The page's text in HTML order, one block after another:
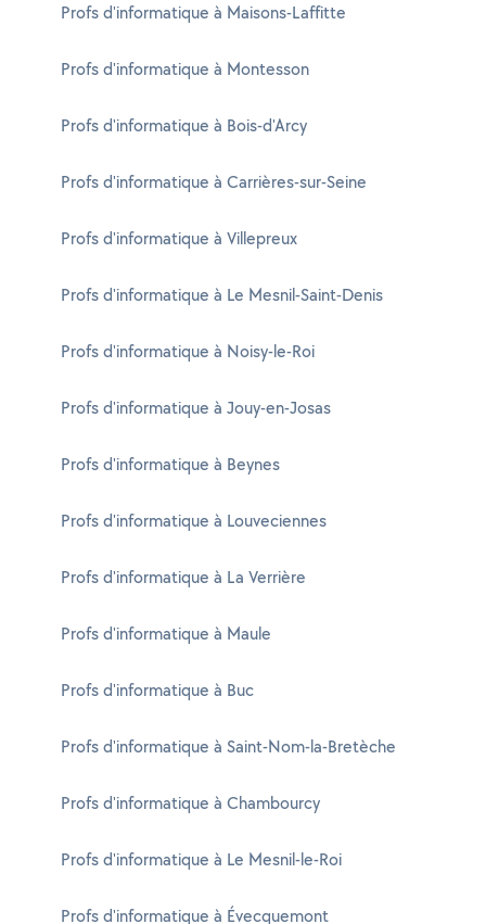
Profs d'informatique à Maisons-Laffitte
Profs d'informatique à Montesson
Profs d'informatique à Bois-d'Arcy
Profs d'informatique à Carrières-sur-Seine
Profs d'informatique à Villepreux
Profs d'informatique à Le Mesnil-Saint-Denis
Profs d'informatique à Noisy-le-Roi
Profs d'informatique à Jouy-en-Josas
Profs d'informatique à Beynes
Profs d'informatique à Louveciennes
Profs d'informatique à La Verrière
Profs d'informatique à Maule
Profs d'informatique à Buc
Profs d'informatique à Saint-Nom-la-Bretèche
Profs d'informatique à Chambourcy
Profs d'informatique à Le Mesnil-le-Roi
Profs d'informatique à Évecquemont